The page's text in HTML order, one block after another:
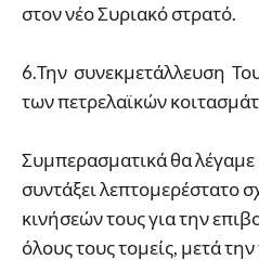
στον νέο Συριακό στρατό.
6.Την συνεκμετάλλευση
των πετρελαϊκών
Συμπερασματικά θα λέγαμε
συντάξει λεπτομερέστατο
κινήσεών τους για την
όλους τους τομείς, μετά